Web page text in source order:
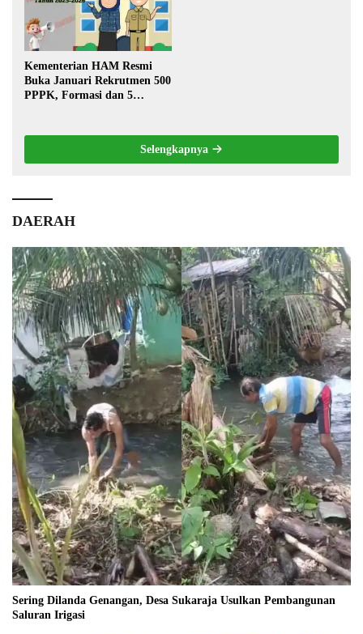
Kementerian HAM Resmi
Buka Januari Rekrutmen 500
PPPK, Formasi dan 5
Selengkapnya
DAERAH
Sering Dilanda Genangan, Desa Sukaraja Usulkan Pembangunan
Saluran Irigasi